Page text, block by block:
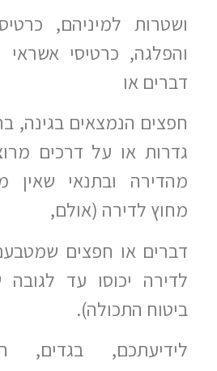
ושטרות למיניהם,
והפלגה, כרטיסי אשראי
דברים או
חפצים הנמצאים בגינה,
גדרות או על דרכים
מהדירה ובתנאי שאין
מחוץ לדירה (אולם,
דברים או חפצים
ביטוח התכולה).
לידיעתכם, בגדים,